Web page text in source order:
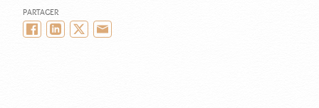
PARTAGER
FacebookLinkedInTwitter/X